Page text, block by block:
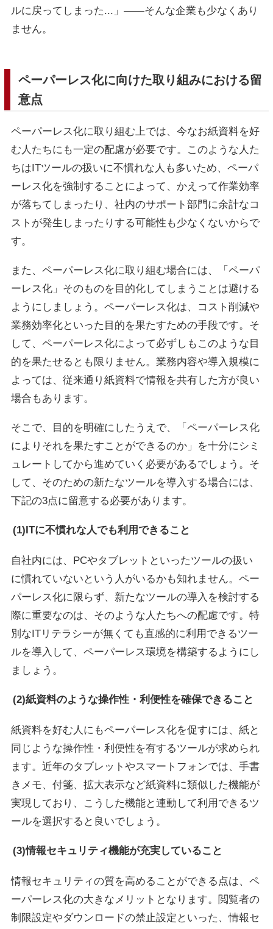
ルに戻ってしまった...」――そんな企業も少なくあり
ません。
ペーパーレス化に向けた取り組みにおける留
意点
ペーパーレス化に取り組む上では、今なお紙資料を好
む人たちにも一定の配慮が必要です。このような人た
ちはITツールの扱いに不慣れな人も多いため、ペーパ
ーレス化を強制することによって、かえって作業効率
が落ちてしまったり、社内のサポート部門に余計なコ
ストが発生しまったりする可能性も少なくないからで
す。
また、ペーパーレス化に取り組む場合には、「ペーパ
ーレス化」そのものを目的化してしまうことは避ける
ようにしましょう。ペーパーレス化は、コスト削減や
業務効率化といった目的を果たすための手段です。そ
して、ペーパーレス化によって必ずしもこのような目
的を果たせるとも限りません。業務内容や導入規模に
よっては、従来通り紙資料で情報を共有した方が良い
場合もあります。
そこで、目的を明確にしたうえで、「ペーパーレス化
によりそれを果たすことができるのか」を十分にシミ
ュレートしてから進めていく必要があるでしょう。そ
して、そのための新たなツールを導入する場合には、
下記の3点に留意する必要があります。
(1)ITに不慣れな人でも利用できること
自社内には、PCやタブレットといったツールの扱い
に慣れていないという人がいるかも知れません。ペー
パーレス化に限らず、新たなツールの導入を検討する
際に重要なのは、そのような人たちへの配慮です。特
別なITリテラシーが無くても直感的に利用できるツー
ルを導入して、ペーパーレス環境を構築するようにし
ましょう。
(2)紙資料のような操作性・利便性を確保できること
紙資料を好む人にもペーパーレス化を促すには、紙と
同じような操作性・利便性を有するツールが求められ
ます。近年のタブレットやスマートフォンでは、手書
きメモ、付箋、拡大表示など紙資料に類似した機能が
実現しており、こうした機能と連動して利用できるツ
ールを選択すると良いでしょう。
(3)情報セキュリティ機能が充実していること
情報セキュリティの質を高めることができる点は、ペ
ーパーレス化の大きなメリットとなります。閲覧者の
制限設定やダウンロードの禁止設定といった、情報セ